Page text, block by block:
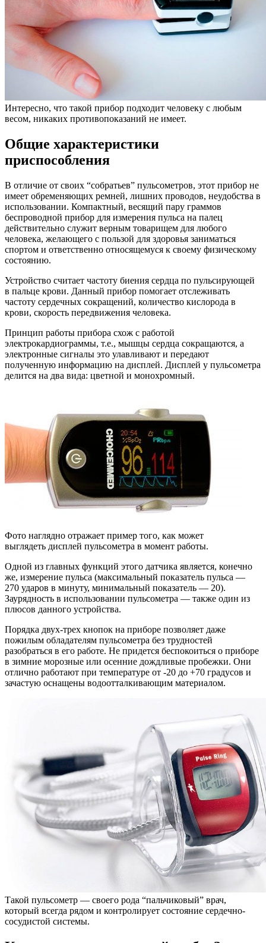
Интересно, что такой прибор подходит человеку с любым
весом, никаких противопоказаний не имеет.
Общие характеристики
приспособления
В отличие от своих “собратьев” пульсометров, этот прибор не
имеет обременяющих ремней, лишних проводов, неудобства в
использовании. Компактный, весящий пару граммов
беспроводной прибор для измерения пульса на палец
действительно служит верным товарищем для любого
человека, желающего с пользой для здоровья заниматься
спортом и ответственно относящемуся к своему физическому
состоянию.
Устройство считает частоту биения сердца по пульсирующей
в пальце крови. Данный прибор помогает отслеживать
частоту сердечных сокращений, количество кислорода в
крови, скорость передвижения человека.
Принцип работы прибора схож с работой
электрокардиограммы, т.е., мышцы сердца сокращаются, а
электронные сигналы это улавливают и передают
полученную информацию на дисплей. Дисплей у пульсометра
делится на два вида: цветной и монохромный.
Фото наглядно отражает пример того, как может
выглядеть дисплей пульсометра в момент работы.
Одной из главных функций этого датчика является, конечно
же, измерение пульса (максимальный показатель пульса —
270 ударов в минуту, минимальный показатель — 20).
Заурядность в использовании пульсометра — также один из
плюсов данного устройства.
Порядка двух-трех кнопок на приборе позволяет даже
пожилым обладателям пульсометра без трудностей
разобраться в его работе. Не придется беспокоиться о приборе
в зимние морозные или осенние дождливые пробежки. Они
отлично работают при температуре от -20 до +70 градусов и
зачастую оснащены водоотталкивающим материалом.
Такой пульсометр — своего рода “пальчиковый” врач,
который всегда рядом и контролирует состояние сердечно-
сосудистой системы.